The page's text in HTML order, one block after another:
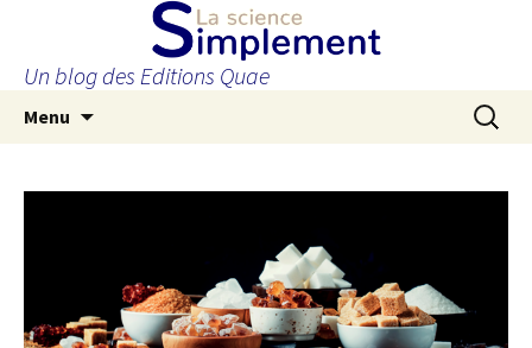
Un blog des Editions Quae
Menu
principal